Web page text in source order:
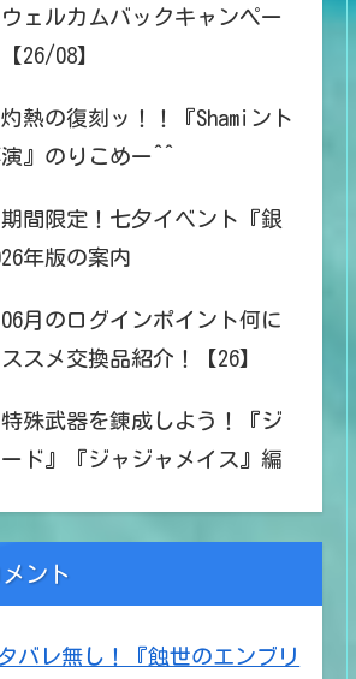
ェルカムバックキャンペー
26/08】
灼熱の復刻ッ！！『Shamiント
』のりこめー^^
期間限定！七夕イベント『銀
年版の案内
06月のログインポイント何に
スメ交換品紹介！【26】
特殊武器を錬成しよう！『ジ
ド』『ジャジャメイス』編
ント
タバレ無し！『蝕世のエンブリ